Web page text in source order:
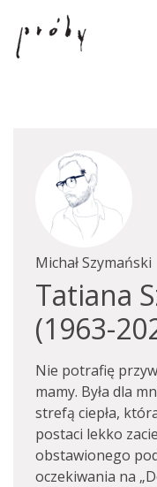
Michał Szymański
Tatiana
(1963-
Nie potrafię
mamy. Była dla
strefą ciepła,
postaci lekko
obstawionego
oczekiwania na